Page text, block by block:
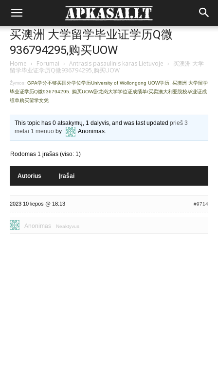
买澳洲 大学留学毕业证学历Q微
936794295,购买UOW
Home › Forumai › Antrasis pasaulinis karas Lietuvoje › 买澳洲 大学
留学毕业证学历Q微936794295,购买UOW
Žymos: GPA学分不够买国外学位学历University of Wollongong UOW学历 买澳洲 大学留学
毕业证学历Q微936794295
购买UOW卧龙岗大学学位证成绩单/买卖澳大利亚院校毕业证成
绩单购买留学文凭
This topic has 0 atsakymų, 1 dalyvis, and was last updatedprieš 3
metai 1 mėnuo by Anonimas.
Rodomas 1 įrašas (viso: 1)
Autorius Įrašai
2023 10 liepos @ 18:13 #9714
Anonimas Neaktyvus